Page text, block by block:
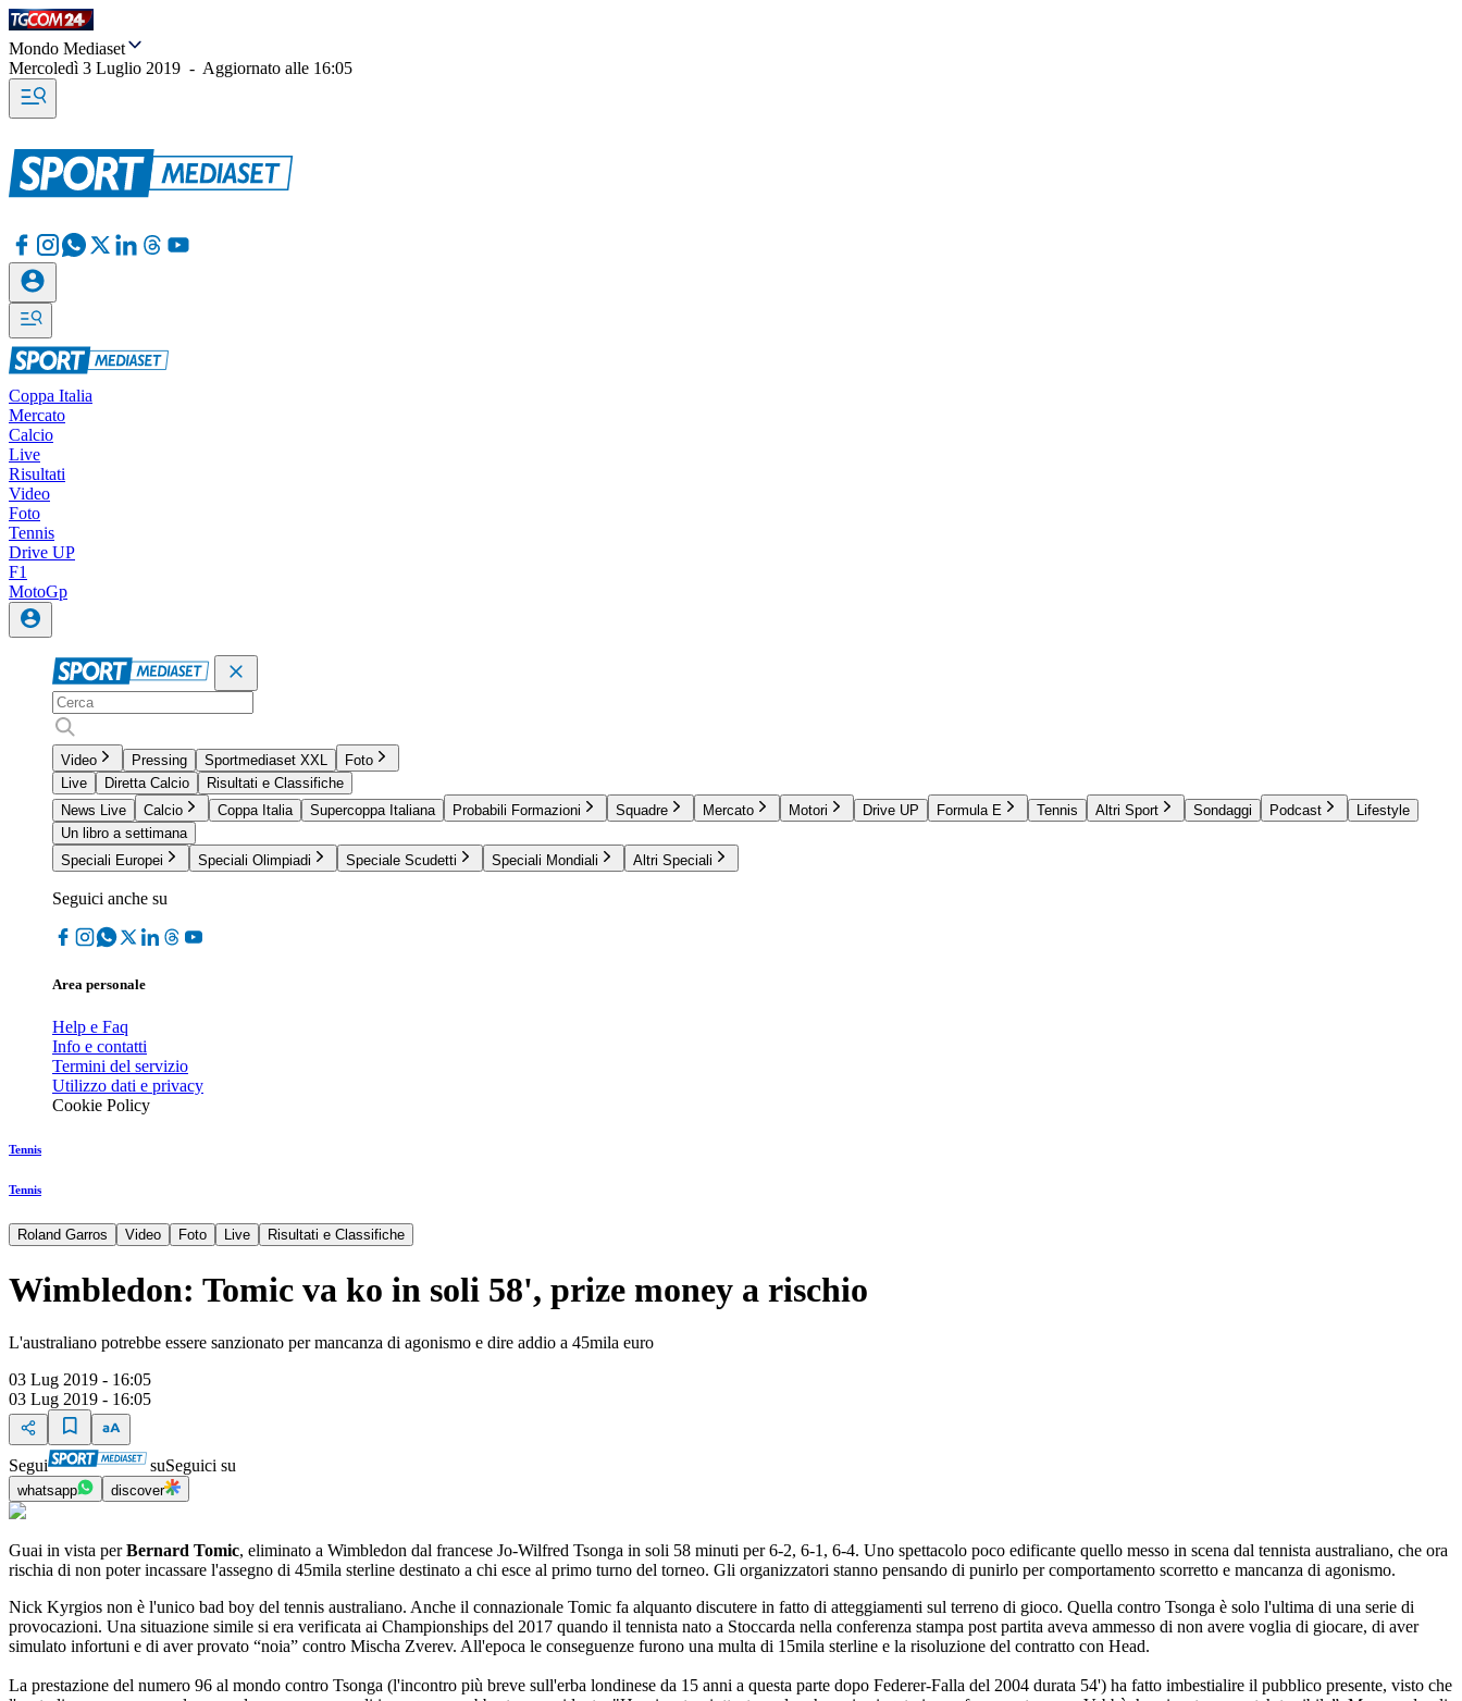
Mondo Mediaset
Mercoledì 3 Luglio 2019 - Aggiornato alle 16:05
Coppa Italia
Mercato
Calcio
Live
Risultati
Video
Foto
Tennis
Drive UP
F1
MotoGp
Video Pressing Sportmediaset XXL
Foto
Live
Diretta Calcio
Risultati e Classifiche
News Live
Calcio Coppa Italia Supercoppa Italiana Probabili Formazioni Squadre Mercato Motori Drive UP Formula E Tennis Altri Sport Sondaggi Podcast
Lifestyle
Un libro a settimana
Speciali Europei
Speciali Olimpiadi Speciale Scudetti Speciali Mondiali Altri Speciali
Seguici anche su
Area personale
Help e Faq
Info e contatti
Termini del servizio
Utilizzo dati e privacy
Cookie Policy
Tennis
Tennis
Roland Garros Video Foto Live Risultati e Classifiche
Wimbledon: Tomic va ko in soli 58', prize money a rischio
L'australiano potrebbe essere sanzionato per mancanza di agonismo e dire addio a 45mila euro
03 Lug 2019 - 16:05
03 Lug 2019 - 16:05
Segui suSeguici su
whatsapp discover
Guai in vista perBernard Tomic, eliminato a Wimbledon dal francese Jo-Wilfred Tsonga in soli 58 minuti per 6-2, 6-1, 6-4. Uno spettacolo poco edificante quello messo in scena dal tennista australiano, che ora
rischia di non poter incassare l'assegno di 45mila sterline destinato a chi esce al primo turno del torneo. Gli organizzatori stanno pensando di punirlo per comportamento scorretto e mancanza di agonismo.
Nick Kyrgios non è l'unico bad boy del tennis australiano. Anche il connazionale Tomic fa alquanto discutere in fatto di atteggiamenti sul terreno di gioco. Quella contro Tsonga è solo l'ultima di una serie di
provocazioni. Una situazione simile si era verificata ai Championships del 2017 quando il tennista nato a Stoccarda nella conferenza stampa post partita aveva ammesso di non avere voglia di giocare, di aver
simulato infortuni e di aver provato “noia” contro Mischa Zverev. All'epoca le conseguenze furono una multa di 15mila sterline e la risoluzione del contratto con Head.
La prestazione del numero 96 al mondo contro Tsonga (l'incontro più breve sull'erba londinese da 15 anni a questa parte dopo Federer-Falla del 2004 durata 54') ha fatto imbestialire il pubblico presente, visto che